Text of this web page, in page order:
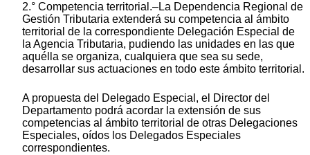
2.° Competencia territorial.–La Dependencia Regional de
Gestión Tributaria extenderá su competencia al ámbito
territorial de la correspondiente Delegación Especial de
la Agencia Tributaria, pudiendo las unidades en las que
aquélla se organiza, cualquiera que sea su sede,
desarrollar sus actuaciones en todo este ámbito territorial.
A propuesta del Delegado Especial, el Director del
Departamento podrá acordar la extensión de sus
competencias al ámbito territorial de otras Delegaciones
Especiales, oídos los Delegados Especiales
correspondientes.